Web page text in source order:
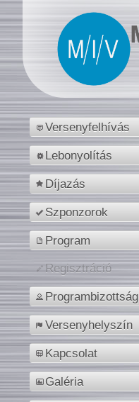
Versenyfelhívás
Lebonyolítás
Díjazás
Szponzorok
Program
Regisztráció
Programbizottság
Versenyhelyszín
Kapcsolat
Galéria